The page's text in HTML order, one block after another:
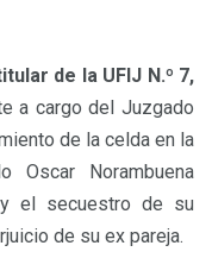
de la UFIJ N.º 7,
a cargo del Juzgado
de la celda en la
Oscar Norambuena
el secuestro de su
de su ex pareja.